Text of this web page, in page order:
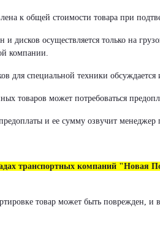
к общей стоимости товара при
дисков осуществляется только на
компании.
для специальной техники
товаров может потребоваться
и ее сумму озвучит менеджер
транспортных компаний "Новая
товар может быть поврежден, и в